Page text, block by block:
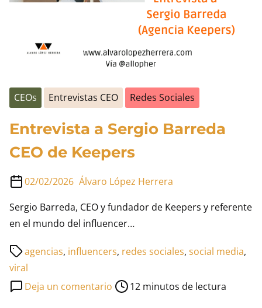
CEOs Entrevistas CEO Redes Sociales
Entrevista a Sergio Barreda
CEO de Keepers
02/02/2026 Álvaro López Herrera
Sergio Barreda, CEO y fundador de Keepers y referente
en el mundo del influencer…
agencias, influencers, redes sociales, social media,
viral
Deja un comentario en
Tiempo
de
lectura
12 minutos de lectura